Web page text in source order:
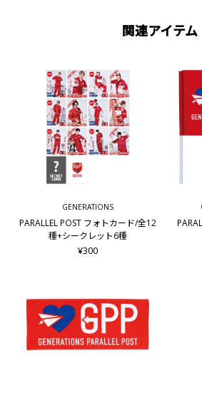
関連アイテム
GENERATIONS
PARALLEL POST フォトカード/全12
種+シークレット6種
¥300